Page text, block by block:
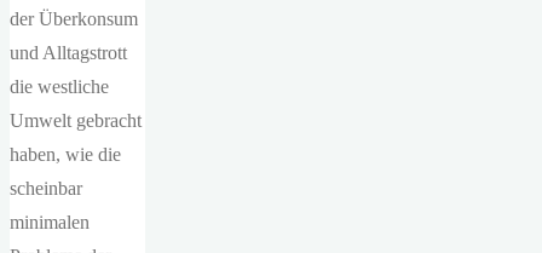
der Überkonsum
und Alltagstrott
die westliche
Umwelt gebracht
haben, wie die
scheinbar
minimalen